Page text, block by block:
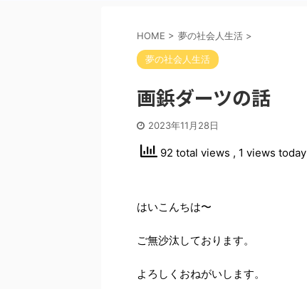
HOME > 夢の社会人生活 >
夢の社会人生活
画鋲ダーツの話
2023年11月28日
92 total views , 1 views today
はいこんちは〜
ご無沙汰しております。
よろしくおねがいします。